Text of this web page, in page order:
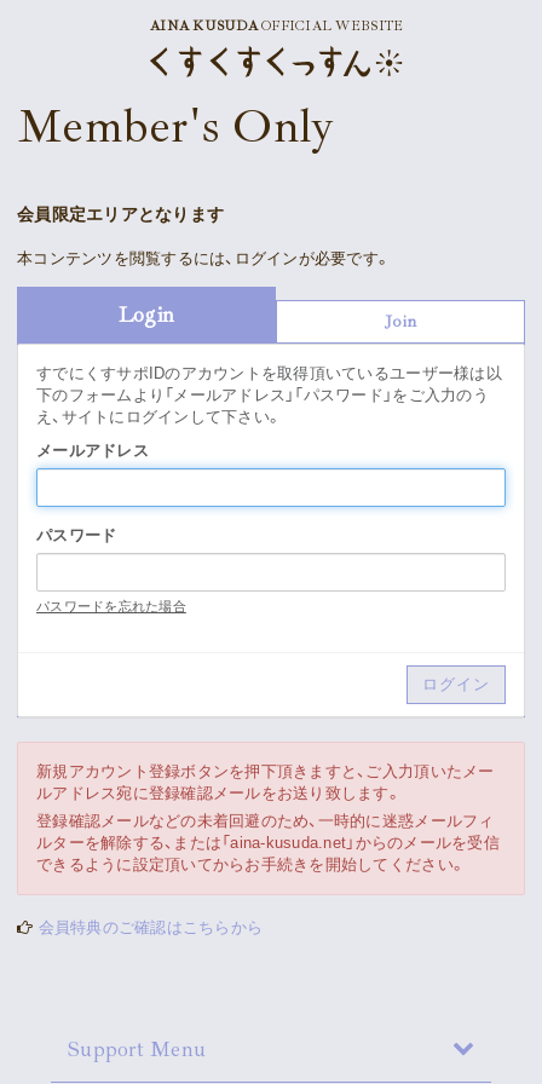
AINA KUSUDAOFFICIAL WEBSITE
Schedule
Discography
Supporter’s Menu Download
Movie
Gallery
Playlist
Vlogssun
あとがき
Live Streaming
Member's Only
会員限定エリアとなります
本コンテンツを閲覧するには、ログインが必要です。
Login Join
すでにくすサポIDのアカウントを取得頂いているユーザー様は以
下のフォームより「メールアドレス」「パスワード」をご入力のう
え、サイトにログインして下さい。
メールアドレス
パスワード
パスワードを忘れた場合
新規アカウント登録ボタンを押下頂きますと、ご入力頂いたメー
ルアドレス宛に登録確認メールをお送り致します。
登録確認メールなどの未着回避のため、一時的に迷惑メールフィ
ルターを解除する、または「aina-kusuda.net」からのメールを受信
できるように設定頂いてからお手続きを開始してください。
会員特典のご確認はこちらから
Support Menu